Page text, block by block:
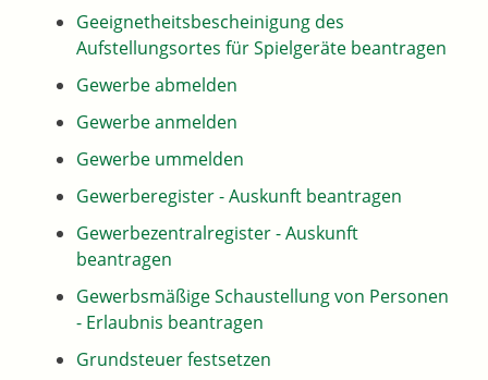
Geeignetheitsbescheinigung des
Aufstellungsortes für Spielgeräte beantragen
Gewerbe abmelden
Gewerbe anmelden
Gewerbe ummelden
Gewerberegister - Auskunft beantragen
Gewerbezentralregister - Auskunft
beantragen
Gewerbsmäßige Schaustellung von Personen
- Erlaubnis beantragen
Grundsteuer festsetzen